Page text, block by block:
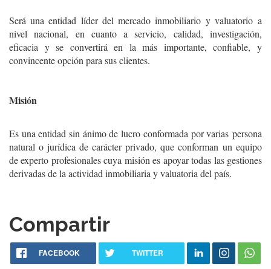
Será una entidad líder del mercado inmobiliario y valuatorio a
nivel nacional, en cuanto a servicio, calidad, investigación,
eficacia y se convertirá en la más importante, confiable, y
convincente opción para sus clientes.
Misión
Es una entidad sin ánimo de lucro conformada por varias persona
natural o jurídica de carácter privado, que conforman un equipo
de experto profesionales cuya misión es apoyar todas las gestiones
derivadas de la actividad inmobiliaria y valuatoria del país.
Compartir
FACEBOOK TWITTER